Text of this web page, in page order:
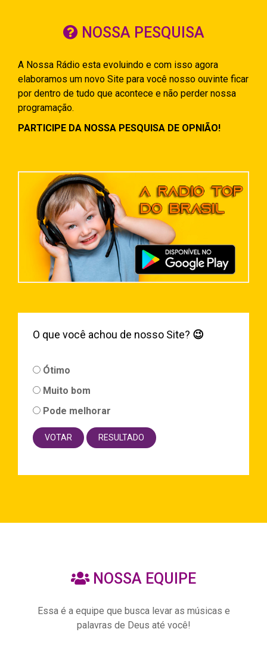
NOSSA PESQUISA
A Nossa Rádio esta evoluindo e com isso agora
elaboramos um novo Site para você nosso ouvinte ficar
por dentro de tudo que acontece e não perder nossa
programação.
PARTICIPE DA NOSSA PESQUISA DE OPNIÃO!
O que você achou de nosso Site? 😉
Ótimo
Muito bom
Pode melhorar
NOSSA EQUIPE
Essa é a equipe que busca levar as músicas e
palavras de Deus até você!